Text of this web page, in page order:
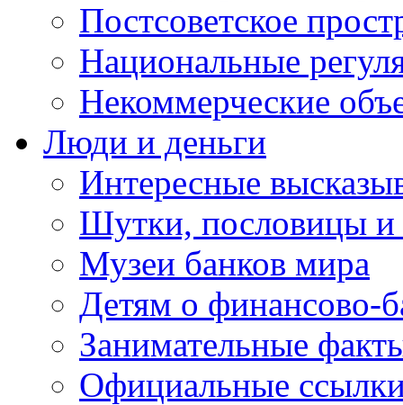
Постсоветское
Национальные
Некоммерческие
Люди и деньги
Интересные
Шутки, пословицы и
Музеи банков мира
Детям о финансово-
Занимательные
Официальные